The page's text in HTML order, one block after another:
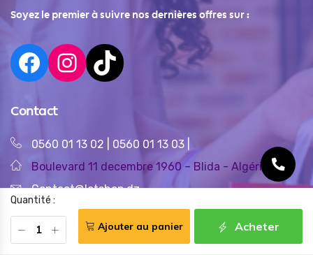
Quantité :
Acheter
Ajouter au panier
Soyez le premier à suivre nos dernières offres sur :
Contact
0560 01 13 02 0560 01 13 03
Boulevard 11 decembre 1960 – Blida - Algérie
Contact@letshop.dz